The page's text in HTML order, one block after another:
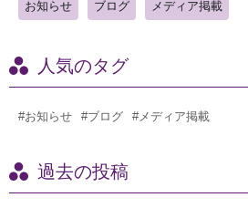
お知らせ ブログ メディア掲載
人気のタグ
#お知らせ #ブログ #メディア掲載
過去の投稿